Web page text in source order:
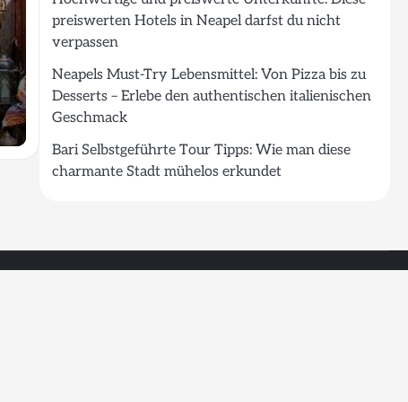
preiswerten Hotels in Neapel darfst du nicht
verpassen
Neapels Must-Try Lebensmittel: Von Pizza bis zu
Desserts – Erlebe den authentischen italienischen
Geschmack
Bari Selbstgeführte Tour Tipps: Wie man diese
charmante Stadt mühelos erkundet